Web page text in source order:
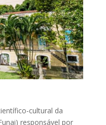
cultural da
responsável por